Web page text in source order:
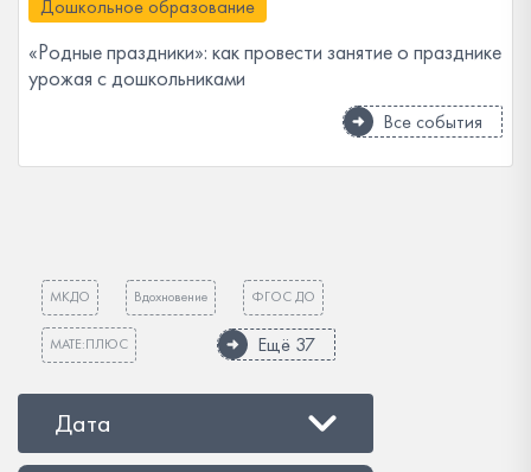
Дошкольное образование
«Родные праздники»: как провести занятие о празднике
урожая с дошкольниками
Все события
МКДО Вдохновение ФГОС ДО
МАТЕ:ПЛЮС Ещё 37
Дата